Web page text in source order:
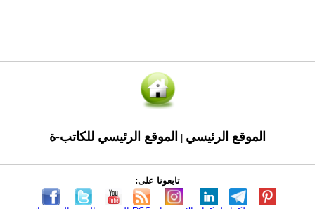
الموقع الرئيسي الموقع الرئيسي للكاتب-ة
تابعونا على: